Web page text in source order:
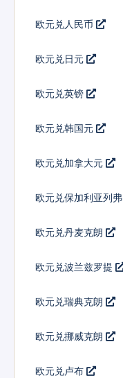
欧元兑人民币
欧元兑日元
欧元兑英镑
欧元兑韩国元
欧元兑加拿大元
欧元兑保加利亚列弗
欧元兑丹麦克朗
欧元兑波兰兹罗提
欧元兑瑞典克朗
欧元兑挪威克朗
欧元兑卢布